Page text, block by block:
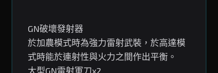
GN破壞發射器
於加農模式時為強力雷射武裝，於高達模
式時能於連射性與火力之間作出平衡。
大型GN雷射軍刀x2